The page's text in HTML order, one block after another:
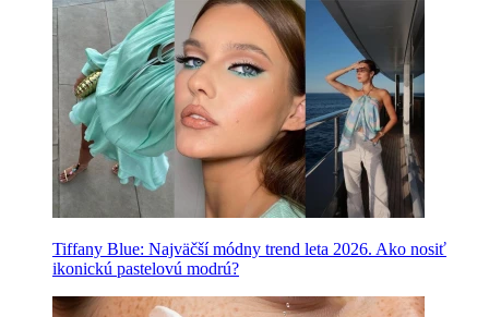
Tiffany Blue: Najväčší módny trend leta 2026. Ako nosiť
ikonickú pastelovú modrú?